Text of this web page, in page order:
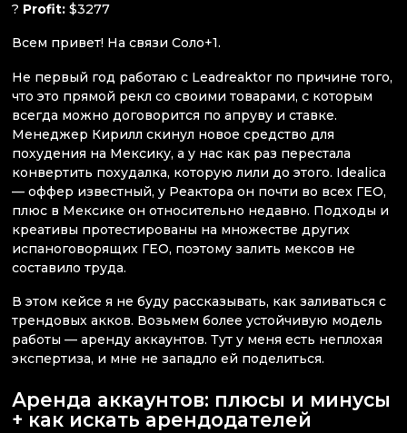
? Profit: $3277
Всем привет! На связи Соло+1.
Не первый год работаю с Leadreaktor по причине того,
что это прямой рекл со своими товарами, с которым
всегда можно договорится по апруву и ставке.
Менеджер Кирилл скинул новое средство для
похудения на Мексику, а у нас как раз перестала
конвертить похудалка, которую лили до этого. Idealica
— оффер известный, у Реактора он почти во всех ГЕО,
плюс в Мексике он относительно недавно. Подходы и
креативы протестированы на множестве других
испаноговорящих ГЕО, поэтому залить мексов не
составило труда.
В этом кейсе я не буду рассказывать, как заливаться с
трендовых акков. Возьмем более устойчивую модель
работы — аренду аккаунтов. Тут у меня есть неплохая
экспертиза, и мне не западло ей поделиться.
Аренда аккаунтов: плюсы и минусы
+ как искать арендодателей